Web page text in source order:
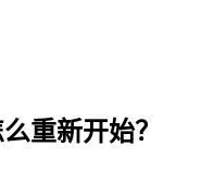
重新开始？